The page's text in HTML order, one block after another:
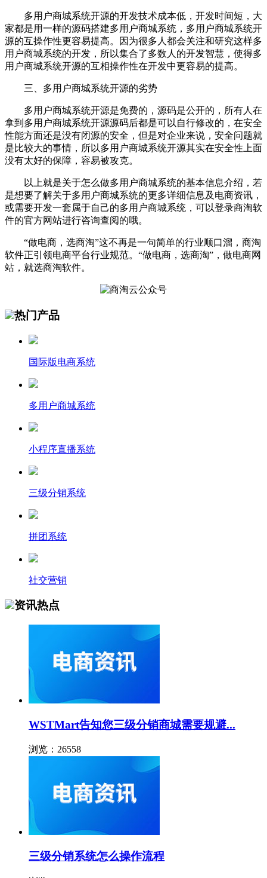
多用户商城系统开源的开发技术成本低，开发时间短，大
家都是用一样的源码搭建多用户商城系统，多用户商城系统开
源的互操作性更容易提高。因为很多人都会关注和研究这样多
用户商城系统的开发，所以集合了多数人的开发智慧，使得多
用户商城系统开源的互相操作性在开发中更容易的提高。
三、多用户商城系统开源的劣势
多用户商城系统开源是免费的，源码是公开的，所有人在
拿到多用户商城系统开源源码后都是可以自行修改的，在安全
性能方面还是没有闭源的安全，但是对企业来说，安全问题就
是比较大的事情，所以多用户商城系统开源其实在安全性上面
没有太好的保障，容易被攻克。
以上就是关于怎么做多用户商城系统的基本信息介绍，若
是想要了解关于多用户商城系统的更多详细信息及电商资讯，
或需要开发一套属于自己的多用户商城系统，可以登录商淘软
件的官方网站进行咨询查阅的哦。
“做电商，选商淘”这不再是一句简单的行业顺口溜，商淘
软件正引领电商平台行业规范。“做电商，选商淘”，做电商网
站，就选商淘软件。
热门产品
国际版电商系统
多用户商城系统
小程序直播系统
三级分销系统
拼团系统
社交营销
资讯热点
WSTMart告知您三级分销商城需要规避...
浏览：26558
三级分销系统怎么操作流程